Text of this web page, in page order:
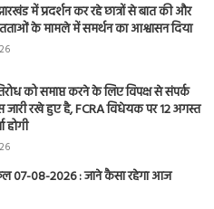
में प्रदर्शन कर रहे छात्रों से बात की और
के मामले में समर्थन का आश्वासन दिया
को समाप्त करने के लिए विपक्ष से संपर्क
जारी रखे हुए है, FCRA विधेयक पर 12 अगस्त
होगी
07-08-2026 : जाने कैसा रहेगा आज